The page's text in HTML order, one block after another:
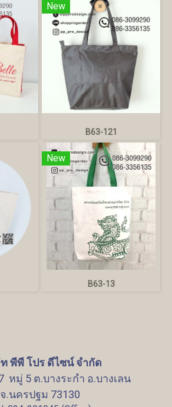
New
B63-121
New
B63-13
พีพี โปร ดีไซน์ จำกัด
หมู่ 5 ต.บางระกำ อ.บางเลน
จ.นครปฐม 73130